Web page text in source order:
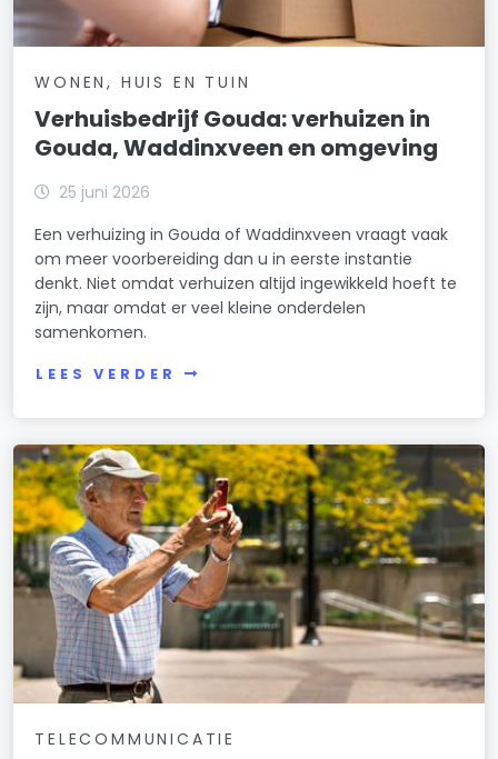
WONEN, HUIS EN TUIN
Verhuisbedrijf Gouda: verhuizen in
Gouda, Waddinxveen en omgeving
25 juni 2026
Een verhuizing in Gouda of Waddinxveen vraagt vaak
om meer voorbereiding dan u in eerste instantie
denkt. Niet omdat verhuizen altijd ingewikkeld hoeft te
zijn, maar omdat er veel kleine onderdelen
samenkomen.
LEES VERDER
TELECOMMUNICATIE